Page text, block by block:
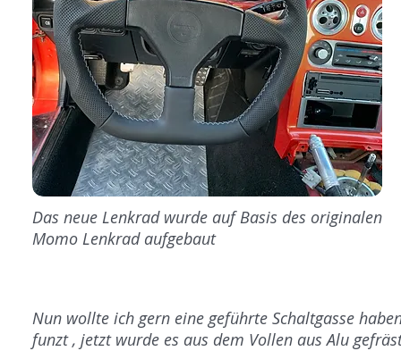
Das neue Lenkrad wurde auf Basis des originalen
Momo Lenkrad aufgebaut
Nun wollte ich gern eine geführte Schaltgasse
funzt , jetzt wurde es aus dem Vollen aus Alu